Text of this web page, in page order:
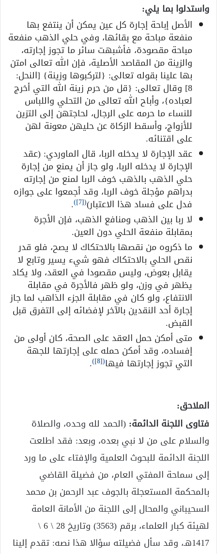
واستدلوا بما يلي:
الأصل إباحة إجارة كل عين يمكن أن ينتفع بها
منفعة مباحة مع بقائها، وفي حلي الذهب منفعة
مباحة مقصودة، فأشبهت سائر ما تجوز إجارته،
والزينة من المقاصد الأصلية، فإن الله تعالى امتن
بها علينا بقوله تعالى: {لتركبوها وزينة} [النحل:
8] وقال تعالى: {قل من حرم زينة الله التي أخرج
لعباده}، وأباح الله تعالى من التحلي واللباس
للنساء ما حرمه على الرجال، لحاجتهن إلى التزين
للأزواج، وأسقط الزكاة عن حليهن معونة لهن
على اقتنائه.
عقد الإجارة لا يدخله الربا، قال الماوردي: (عقد
الإجارة لا يدخله الربا، ولو جاز أن يمنع من إجارة
حلي الذهب بالذهب خوف الربا لمنع من إجارته
بدراهم مؤجلة خوف الربا، وقد أجمعوا على جوازه
فدل على فساد هذا الاعتبار)(
[7]
)
.
لا ربا بين الذهب ومنافع الذهب، فإن الأجرة
بمقابلة منفعة الحلي دون العين.
ما ذكروه من نقصها بالاحتكاك لا يصح، فلو قدر
نقص الحلي بالاحتكاك فهو شيء يسير وتابع لا
يقابل بعوض، وليس مقصودا في العقد، ولا يكاد
يظهر في وزن، ولو ظهر فالأجرة في مقابلة
الانتفاع، ولو كان في مقابلة الجزء الذاهب لما جاز
إجارة أحد النقدين بالآخر لإفضائه إلى التفرق قبل
القبض.
متى أمكن حمل العقد على الصحة، كان أولى من
إفساده، وقد أمكن حمله على إجارتها للجهة
التي تجوز إجارتها فيها(
[8]
)
.
الملاحق:
فتاوى اللجنة الدائمة: (الحمد لله وحده، والصلاة
والسلام على من لا نبي بعده، وبعد: فقد اطلعت
اللجنة الدائمة للبحوث العلمية والإفتاء على ما ورد
إلى سماحة المفتي العام، من فضيلة القاضي
بالمحكمة المستعجلة بالجوف عبد الرحمن بن محمد
السحيباني والمحال إلى اللجنة من الأمانة العامة
لهيئة كبار العلماء، برقم (3563) وتاريخ 28 \ 6 \
1417هـ، وقد سأل فضيلته سؤالا هذا نصه: تقدم إلينا